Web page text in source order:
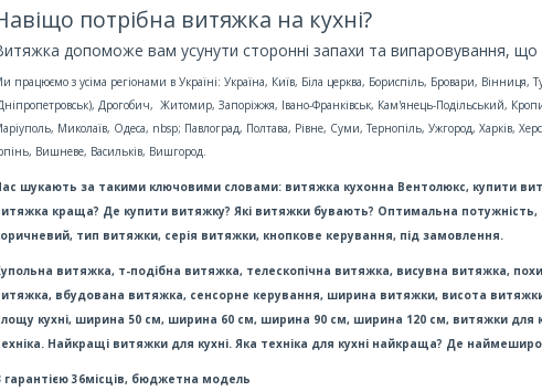
потрібна витяжка на кухні?
допоможе вам усунути сторонні запахи та випаровування, що
працюємо з усіма регіонами в Україні: Україна, Київ, Біла церква, Бориспіль, Бровари,
Дрогобич, Житомир, Запоріжжя, Івано-Франківськ, Кам'янець-Подільський,
Миколаїв, Одеса, nbsp; Павлоград, Полтава, Рівне, Суми, Тернопіль, Ужгород, Харків,
Вишневе, Васильків, Вишгород.
шукають за такими ключовими словами: витяжка кухонна Вентолюкс, купити
краща? Де купити витяжку? Які витяжки бувають? Оптимальна потужність,
тип витяжки, серія витяжки, кнопкове керування, під замовлення.
витяжка, т-подібна витяжка, телескопічна витяжка, висувна витяжка,
вбудована витяжка, сенсорне керування, ширина витяжки, висота
кухні, ширина 50 см, ширина 60 см, ширина 90 см, ширина 120 см, витяжки для
Найкращі витяжки для кухні. Яка техніка для кухні найкраща? Де
гарантією 36місців, бюджетна модель